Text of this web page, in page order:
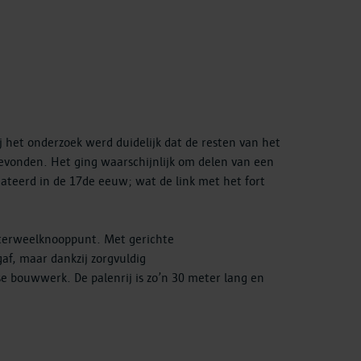
onderzoek werd duidelijk dat de resten van het
Het ging waarschijnlijk om delen van een
in de 17de eeuw; wat de link met het fort
Met gerichte
maar dankzij zorgvuldig
De palenrij is zo’n 30 meter lang en